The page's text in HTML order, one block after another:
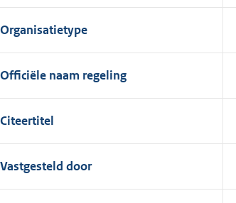
Organisatietype
Officiële naam regeling
Citeertitel
Vastgesteld door